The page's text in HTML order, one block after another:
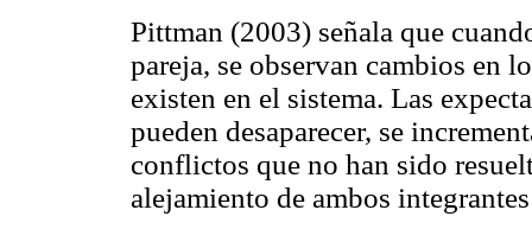
Pittman (2003) señala que
pareja, se observan cambios en
existen en el sistema. Las
pueden desaparecer, se
conflictos que no han sido
alejamiento de ambos